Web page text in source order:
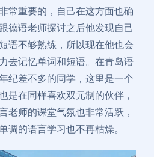
常重要的，自己在这方面也确
德语老师探讨之后他发现自己
语不够熟练，所以现在他也会
去记忆单词和短语。在青岛语
纪差不多的同学，这里是一个
是在同样喜欢双元制的伙伴，
老师的课堂气氛也非常活跃，
调的语言学习也不再枯燥。